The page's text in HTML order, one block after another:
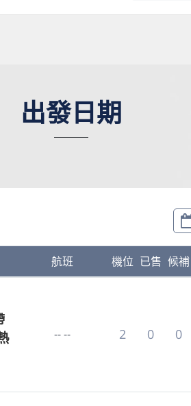
出發日期
航班 機位 已售 候補
-- -- 2 0 0